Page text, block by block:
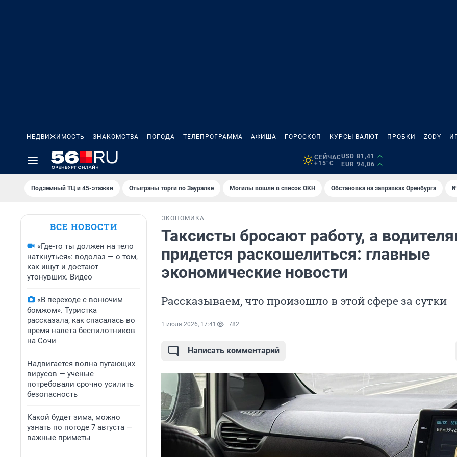
НЕДВИЖИМОСТЬ ЗНАКОМСТВА ПОГОДА ТЕЛЕПРОГРАММА АФИША ГОРОСКОП КУРСЫ ВАЛЮТ ПРОБКИ ZODY
СЕЙЧАС
+15°C
USD 81,41
EUR 94,06
Подземный ТЦ и 45-этажки Отыграны торги по Зауралке Могилы вошли в список ОКН Обстановка на заправках Оренбурга
ВСЕ НОВОСТИ
«Где-то ты должен на тело
наткнуться»: водолаз — о том,
как ищут и достают
утонувших. Видео
«В переходе с вонючим
бомжом». Туристка
рассказала, как спасалась во
время налета беспилотников
на Сочи
Надвигается волна пугающих
вирусов — ученые
потребовали срочно усилить
безопасность
Какой будет зима, можно
узнать по погоде 7 августа —
важные приметы
ЭКОНОМИКА
Таксисты бросают работу, а
придется раскошелиться: главные
экономические новости
Рассказываем, что произошло в этой сфере за сутки
1 июля 2026, 17:41 782
Написать комментарий